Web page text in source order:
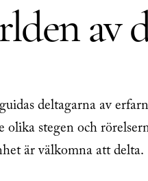
av
deltagarna av
stegen och
är välkomna att delta.